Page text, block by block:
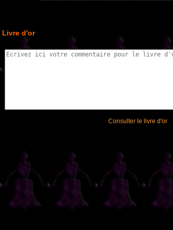
Livre d'or
Consulter le livre d'or